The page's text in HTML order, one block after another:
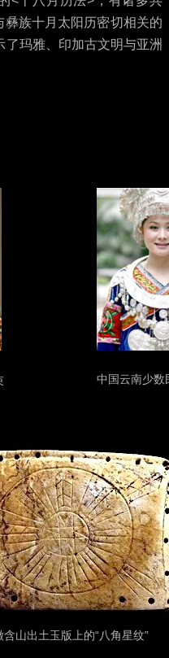
族十月太阳历密切相关的
玛雅、印加古文明与亚洲
中国云南少数
含山出土玉版上的“八角星纹”